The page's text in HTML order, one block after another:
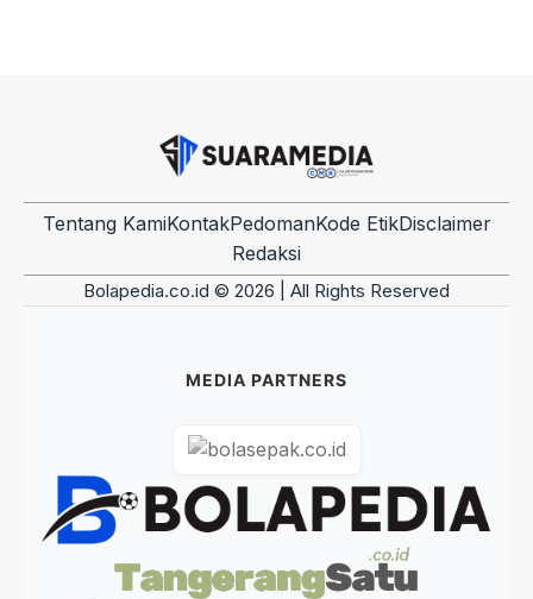
Tentang KamiKontakPedomanKode EtikDisclaimer
Redaksi
Bolapedia.co.id © 2026 | All Rights Reserved
MEDIA PARTNERS